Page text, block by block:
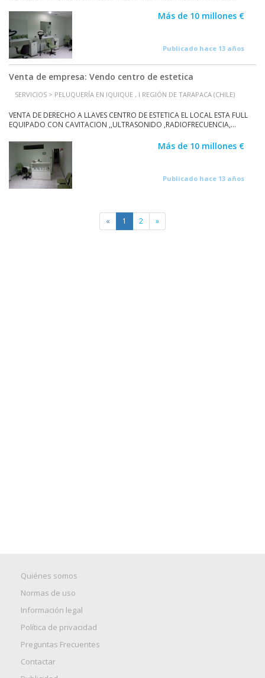
Más de 10 millones €
Publicado hace 13 años
Venta de empresa: Vendo centro de estetica
SERVICIOS > PELUQUERÍA EN IQUIQUE , I REGIÓN DE TARAPACA (CHILE)
VENTA DE DERECHO A LLAVES CENTRO DE ESTETICA EL LOCAL ESTA FULL
EQUIPADO CON CAVITACION ,,ULTRASONIDO ,RADIOFRECUENCIA,...
Más de 10 millones €
Publicado hace 13 años
« 1 2 »
Quiénes somos
Normas de uso
Información legal
Política de privacidad
Preguntas Frecuentes
Contactar